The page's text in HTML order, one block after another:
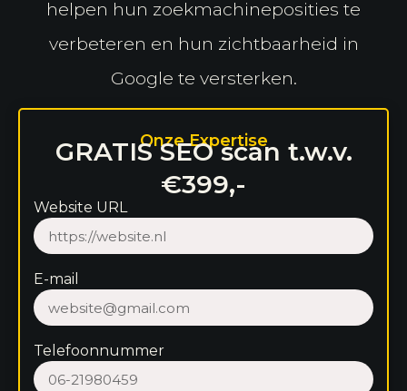
helpen hun zoekmachineposities te
verbeteren en hun zichtbaarheid in
Google te versterken.
Onze Expertise
GRATIS SEO scan t.w.v.
€399,-
Website URL
E-mail
Telefoonnummer